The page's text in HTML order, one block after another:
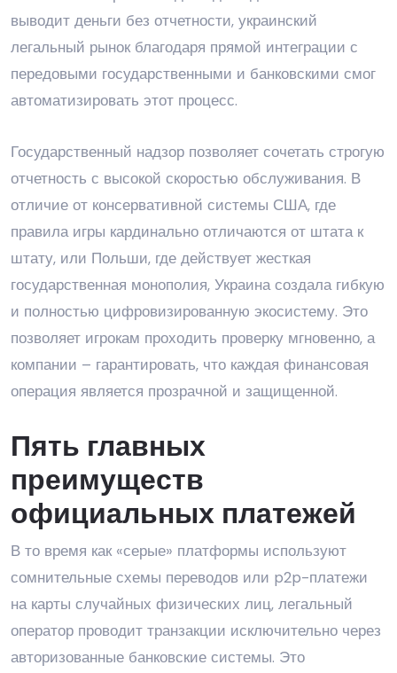
выводит деньги без отчетности, украинский
легальный рынок благодаря прямой интеграции с
передовыми государственными и банковскими смог
автоматизировать этот процесс.
Государственный надзор позволяет сочетать строгую
отчетность с высокой скоростью обслуживания. В
отличие от консервативной системы США, где
правила игры кардинально отличаются от штата к
штату, или Польши, где действует жесткая
государственная монополия, Украина создала гибкую
и полностью цифровизированную экосистему. Это
позволяет игрокам проходить проверку мгновенно, а
компании – гарантировать, что каждая финансовая
операция является прозрачной и защищенной.
Пять главных
преимуществ
официальных платежей
В то время как «серые» платформы используют
сомнительные схемы переводов или p2p-платежи
на карты случайных физических лиц, легальный
оператор проводит транзакции исключительно через
авторизованные банковские системы. Это